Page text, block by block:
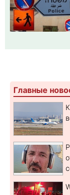
Главные